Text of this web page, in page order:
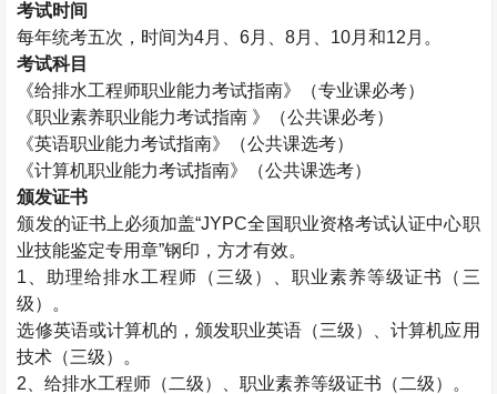
考试时间
每年统考五次，时间为4月、6月、8月、 10月和12 月。
考试科目
《给排水工程师职业能力考试指南》（专业课必考）
《职业素养职业能力考试指南 》（公共课必考）
《英语职业能力考试指南》（公共课选考）
《计算机职业能力考试指南》（公共课选考）
颁发证书
颁发的证书上必须加盖“JYPC全国职业资格考试认证中心职
业技能鉴定专用章”钢印，方才有效。
1 、助理给排水工程师（三级）、职业素养等级证书（三
级）。
选修英语或计算机的，颁发职业英语（三级）、计算机应用
技术（三级）。
2 、给排水工程师（二级）、职业素养等级证书（二级）。